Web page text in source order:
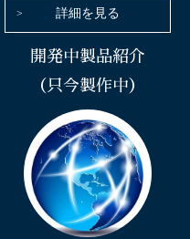
詳細を見る
開発中製品紹介
（只今製作中）